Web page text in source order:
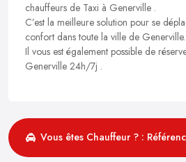
chauffeurs de Taxi à Generville .
C’est la meilleure solution pour se
confort dans toute la ville de Generville.
Il vous est également possible de
Generville 24h/7j .
Vous êtes Chauffeur ? :